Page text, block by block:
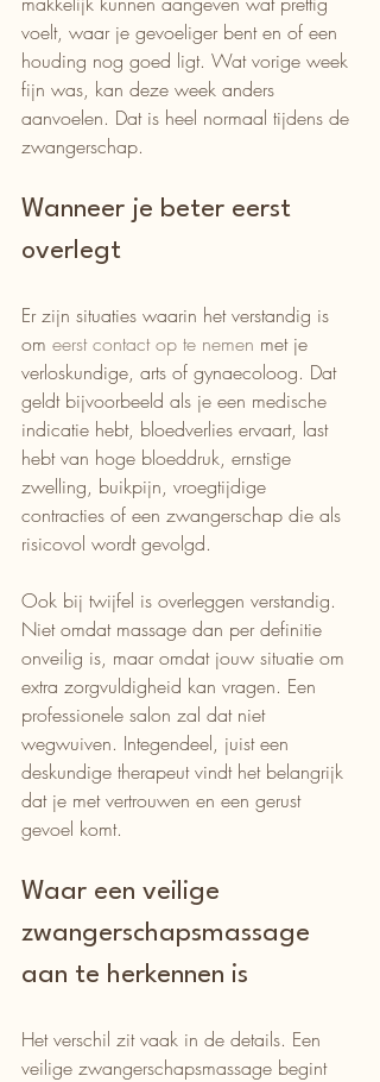
voelt, waar je gevoeliger bent en of een
houding nog goed ligt. Wat vorige week
fijn was, kan deze week anders
aanvoelen. Dat is heel normaal tijdens de
zwangerschap.
Wanneer je beter eerst
overlegt
Er zijn situaties waarin het verstandig is
om eerst contact op te nemen met je
verloskundige, arts of gynaecoloog. Dat
geldt bijvoorbeeld als je een medische
indicatie hebt, bloedverlies ervaart, last
hebt van hoge bloeddruk, ernstige
zwelling, buikpijn, vroegtijdige
contracties of een zwangerschap die als
risicovol wordt gevolgd.
Ook bij twijfel is overleggen verstandig.
Niet omdat massage dan per definitie
onveilig is, maar omdat jouw situatie om
extra zorgvuldigheid kan vragen. Een
professionele salon zal dat niet
wegwuiven. Integendeel, juist een
deskundige therapeut vindt het belangrijk
dat je met vertrouwen en een gerust
gevoel komt.
Waar een veilige
zwangerschapsmassage
aan te herkennen is
Het verschil zit vaak in de details. Een
veilige zwangerschapsmassage begint